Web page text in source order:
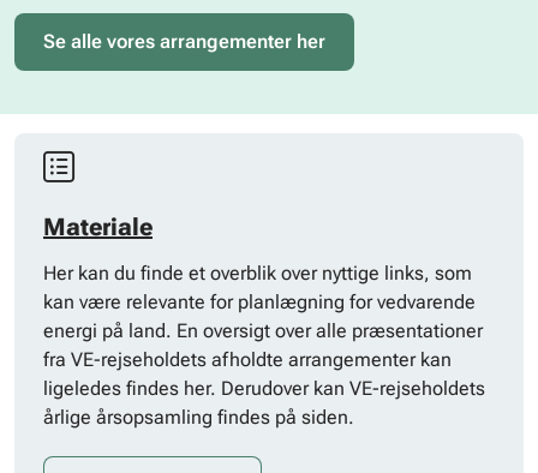
Se alle vores arrangementer her
Materiale
Her kan du finde et overblik over nyttige links, som
kan være relevante for planlægning for vedvarende
energi på land. En oversigt over alle præsentationer
fra VE-rejseholdets afholdte arrangementer kan
ligeledes findes her. Derudover kan VE-rejseholdets
årlige årsopsamling findes på siden.